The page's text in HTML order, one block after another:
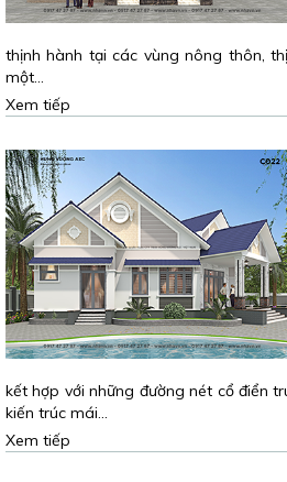
thịnh hành tại các vùng nông thôn,
một…
Xem tiếp
kết hợp với những đường nét cổ điển
kiến trúc mái…
Xem tiếp